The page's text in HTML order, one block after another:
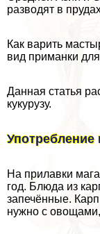
разводят в
Как варить
вид приманки
Данная статья
кукурузу.
Употрeбление
На прилавки
год. Блюда из
запечённые.
нужно с